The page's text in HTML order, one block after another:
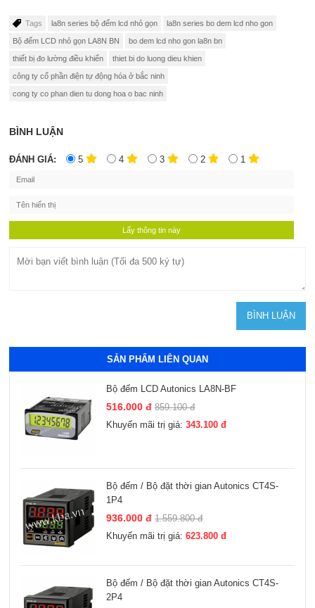
Tags la8n series bộ đếm lcd nhỏ gọn la8n series bo dem lcd nho gon
Bộ đếm LCD nhỏ gọn LA8N BN bo dem lcd nho gon la8n bn
thiết bị đo lường điều khiển thiet bi do luong dieu khien
công ty cổ phần điện tự động hóa ở bắc ninh
cong ty co phan dien tu dong hoa o bac ninh
BÌNH LUẬN
ĐÁNH GIÁ: 5 4 3 2 1
SẢN PHẨM LIÊN QUAN
Bộ đếm LCD Autonics LA8N-BF
516.000 đ 859.100 đ
Khuyến mãi trị giá:343.100 đ
Bộ đếm / Bộ đặt thời gian Autonics CT4S-
1P4
936.000 đ 1.559.800 đ
Khuyến mãi trị giá:623.800 đ
Bộ đếm / Bộ đặt thời gian Autonics CT4S-
2P4